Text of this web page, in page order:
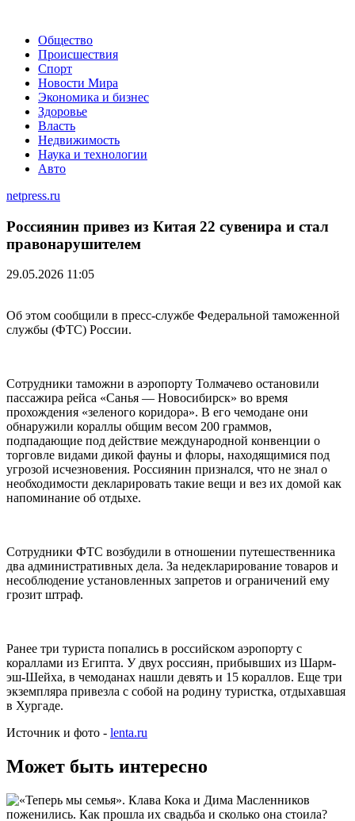
Общество
Происшествия
Спорт
Новости Мира
Экономика и бизнес
Здоровье
Власть
Недвижимость
Наука и технологии
Авто
netpress.ru
Россиянин привез из Китая 22 сувенира и стал
правонарушителем
29.05.2026 11:05
Об этом сообщили в пресс-службе Федеральной таможенной
службы (ФТС) России.
Сотрудники таможни в аэропорту Толмачево остановили
пассажира рейса «Санья — Новосибирск» во время
прохождения «зеленого коридора». В его чемодане они
обнаружили кораллы общим весом 200 граммов,
подпадающие под действие международной конвенции о
торговле видами дикой фауны и флоры, находящимися под
угрозой исчезновения. Россиянин признался, что не знал о
необходимости декларировать такие вещи и вез их домой как
напоминание об отдыхе.
Сотрудники ФТС возбудили в отношении путешественника
два административных дела. За недекларирование товаров и
несоблюдение установленных запретов и ограничений ему
грозит штраф.
Ранее три туриста попались в российском аэропорту с
кораллами из Египта. У двух россиян, прибывших из Шарм-
эш-Шейха, в чемоданах нашли девять и 15 кораллов. Еще три
экземпляра привезла с собой на родину туристка, отдыхавшая
в Хургаде.
Источник и фото - lenta.ru
Может быть интересно